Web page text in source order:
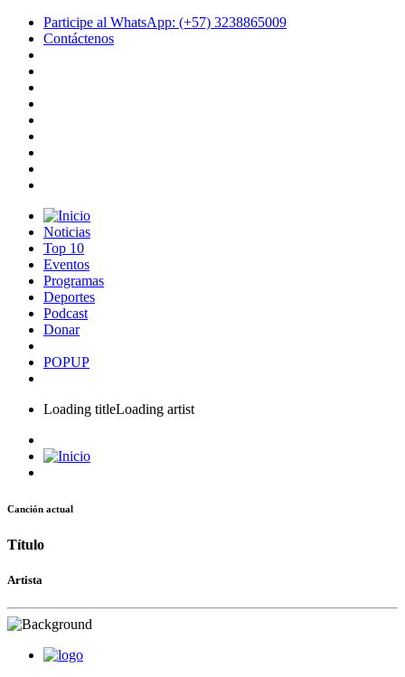
Participe al WhatsApp: (+57) 3238865009
Contáctenos
Noticias
Top 10
Eventos
Programas
Deportes
Podcast
Donar
POPUP
Loading titleLoading artist
Canción actual
Título
Artista